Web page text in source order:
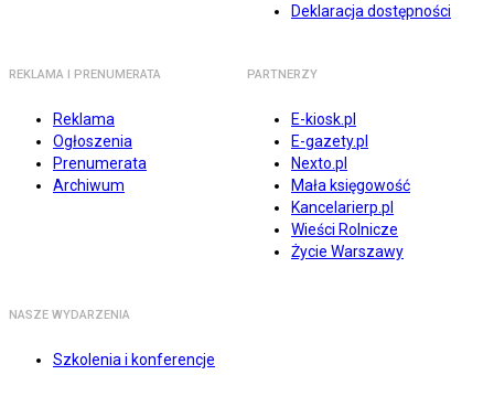
Deklaracja dostępności
REKLAMA I PRENUMERATA
Reklama
Ogłoszenia
Prenumerata
Archiwum
PARTNERZY
E-kiosk.pl
E-gazety.pl
Nexto.pl
Mała księgowość
Kancelarierp.pl
Wieści Rolnicze
Życie Warszawy
NASZE WYDARZENIA
Szkolenia i konferencje